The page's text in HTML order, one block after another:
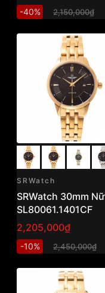
-40% 2,150,000₫
SRWatch
SRWatch 30mm Nữ
SL80061.1401CF
2,205,000₫
-10% 2,450,000₫